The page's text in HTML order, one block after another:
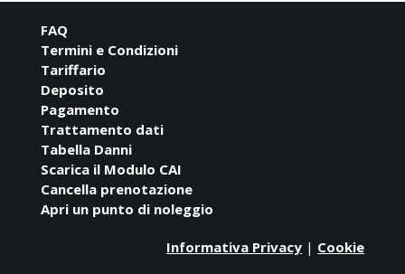
FAQ
Termini e Condizioni
Tariffario
Deposito
Pagamento
Trattamento dati
Tabella Danni
Scarica il Modulo CAI
Cancella prenotazione
Apri un punto di noleggio
Informativa Privacy | Cookie